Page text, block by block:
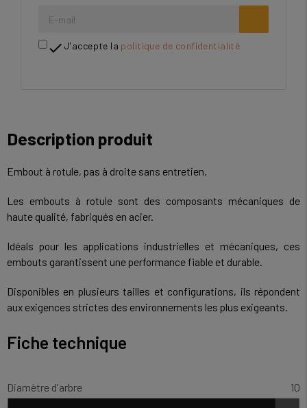
 J'accepte la politique de confidentialité
Description produit
Embout à rotule, pas à droite sans entretien.
Les embouts à rotule sont des composants mécaniques de
haute qualité, fabriqués en acier.
Idéals pour les applications industrielles et mécaniques, ces
embouts garantissent une performance fiable et durable.
Disponibles en plusieurs tailles et configurations, ils répondent
aux exigences strictes des environnements les plus exigeants.
Fiche technique
Diamètre d'arbre 10